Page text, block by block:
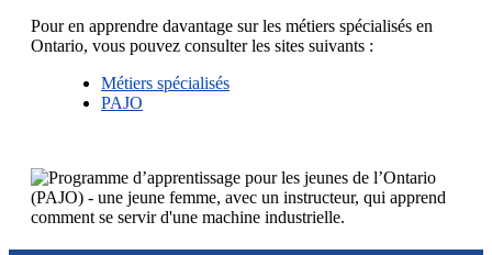
Pour en apprendre davantage sur les métiers spécialisés en
Ontario, vous pouvez consulter les sites suivants :
Métiers spécialisés
PAJO